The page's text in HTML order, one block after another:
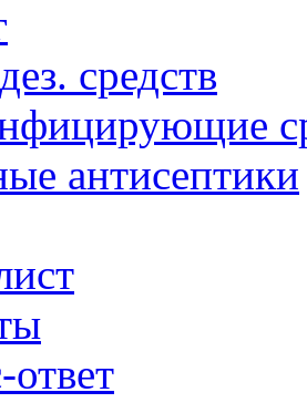
средств
антисептики